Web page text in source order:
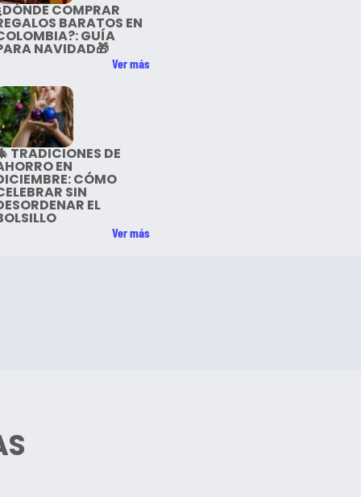
COMPRAR
BARATOS EN
GUÍA
NAVIDAD🎁
Ver más
TRADICIONES DE
EN
CÓMO
SIN
EL
Ver más